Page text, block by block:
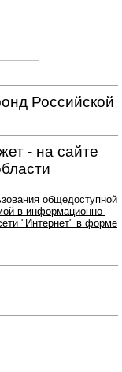
общедоступной
в информационно-
"Интернет" в форме